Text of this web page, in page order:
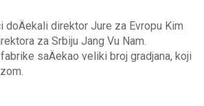
doÄekali direktor Jure za Evropu Kim
za Srbiju Jang Vu Nam.
saÄekao veliki broj gradjana, koji